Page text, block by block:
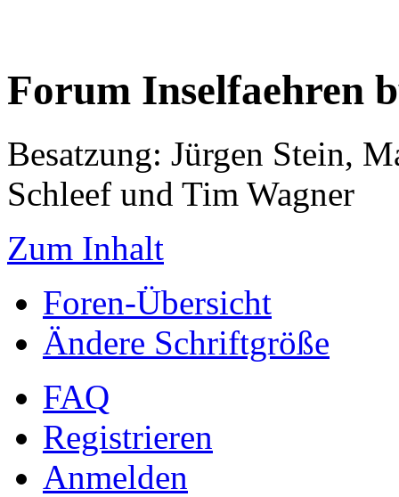
Forum Inselfaehren
Besatzung: Jürgen Stein,
Schleef und Tim Wagner
Zum Inhalt
Foren-Übersicht
Ändere Schriftgröße
FAQ
Registrieren
Anmelden